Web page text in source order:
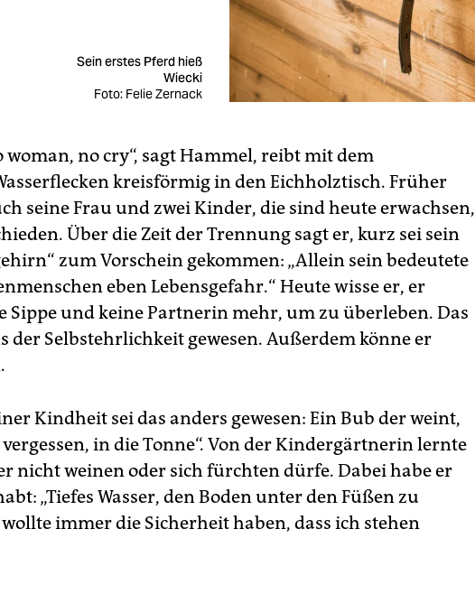
Sein erstes Pferd hieß
Wiecki
Foto: Felie Zernack
woman, no cry“, sagt Hammel, reibt mit dem
kreisförmig in den Eichholztisch. Früher
seine Frau und zwei Kinder, die sind heute erwachsen,
Über die Zeit der Trennung sagt er, kurz sei sein
zum Vorschein gekommen: „Allein sein bedeutete
eben Lebensgefahr.“ Heute wisse er, er
Sippe und keine Partnerin mehr, um zu überleben. Das
der Selbstehrlichkeit gewesen. Außerdem könne er
Kindheit sei das anders gewesen: Ein Bub der weint,
in die Tonne“. Von der Kindergärtnerin lernte
nicht weinen oder sich fürchten dürfe. Dabei habe er
„Tiefes Wasser, den Boden unter den Füßen zu
immer die Sicherheit haben, dass ich stehen